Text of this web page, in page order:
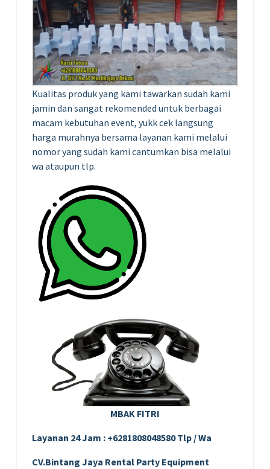
Kualitas produk yang kami tawarkan sudah kami
jamin dan sangat rekomended untuk berbagai
macam kebutuhan event, yukk cek langsung
harga murahnya bersama layanan kami melalui
nomor yang sudah kami cantumkan bisa melalui
wa ataupun tlp.
MBAK FITRI
Layanan 24 Jam : +6281808048580 Tlp / Wa
CV.Bintang Jaya Rental Party Equipment